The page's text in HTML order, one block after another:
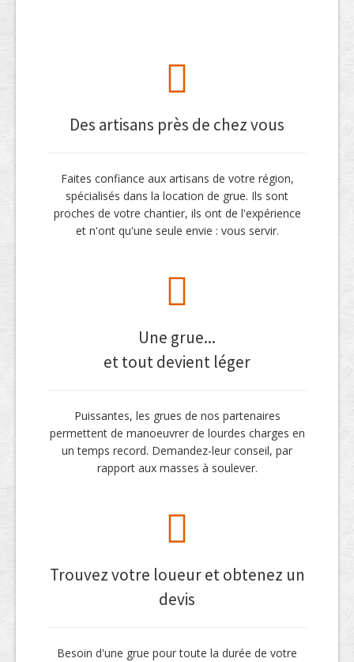
Des artisans près de chez vous
Faites confiance aux artisans de votre région,
spécialisés dans la location de grue. Ils sont
proches de votre chantier, ils ont de l'expérience
et n'ont qu'une seule envie : vous servir.
Une grue...
et tout devient léger
Puissantes, les grues de nos partenaires
permettent de manoeuvrer de lourdes charges en
un temps record. Demandez-leur conseil, par
rapport aux masses à soulever.
Trouvez votre loueur et obtenez un
devis
Besoin d'une grue pour toute la durée de votre